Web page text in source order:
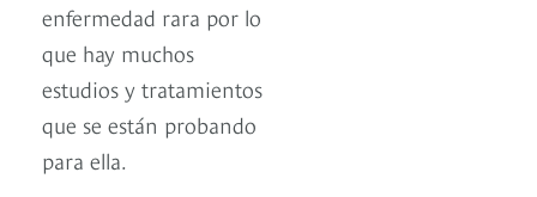
enfermedad rara por lo
que hay muchos
estudios y tratamientos
que se están probando
para ella.